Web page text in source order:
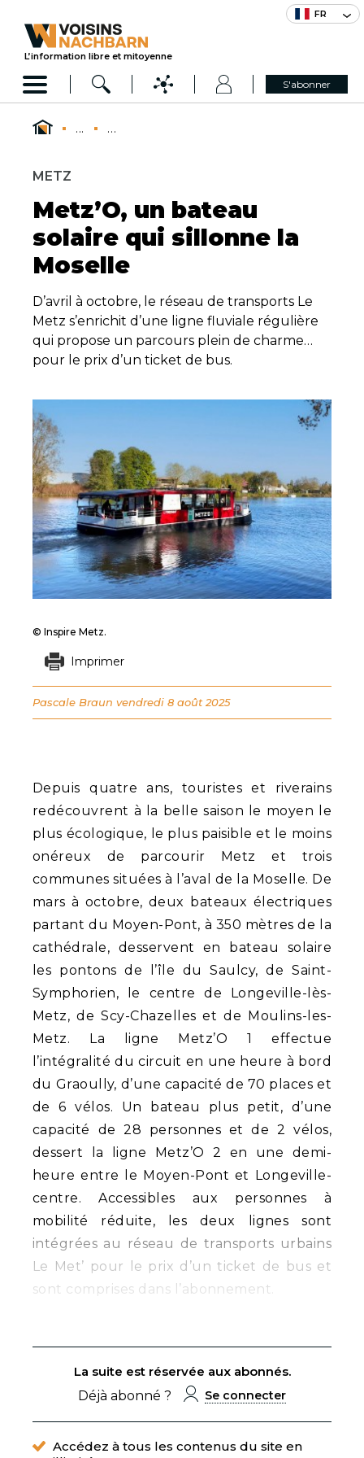
FR
L’information libre et mitoyenne
S'abonner
... ...
METZ
Metz’O, un bateau
solaire qui sillonne la
Moselle
D’avril à octobre, le réseau de transports Le
Metz s’enrichit d’une ligne fluviale régulière
qui propose un parcours plein de charme…
pour le prix d’un ticket de bus.
Depuis quatre ans, touristes et riverains
redécouvrent à la belle saison le moyen le
plus écologique, le plus paisible et le moins
onéreux de parcourir Metz et trois
communes situées à l’aval de la Moselle. De
mars à octobre, deux bateaux électriques
partant du Moyen-Pont, à 350 mètres de la
cathédrale, desservent en bateau solaire
les pontons de l’île du Saulcy, de Saint-
Symphorien, le centre de Longeville-lès-
Metz, de Scy-Chazelles et de Moulins-les-
Metz. La ligne Metz’O 1 effectue
l’intégralité du circuit en une heure à bord
du Graoully, d’une capacité de 70 places et
de 6 vélos. Un bateau plus petit, d’une
capacité de 28 personnes et de 2 vélos,
dessert la ligne Metz’O 2 en une demi-
heure entre le Moyen-Pont et Longeville-
centre. Accessibles aux personnes à
mobilité réduite, les deux lignes sont
intégrées au réseau de transports urbains
Le Met’ pour le prix d’un ticket de bus et
sont comprises dans l’abonnement.
La suite est réservée aux abonnés.
Déjà abonné ?
Se connecter
Accédez à tous les contenus du site en
© Inspire Metz.
Imprimer
Pascale Braun vendredi 8 août 2025